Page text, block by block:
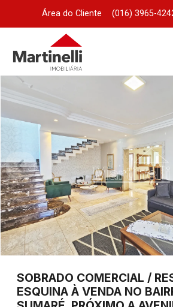
Área do Cliente (016) 3965-
SOBRADO COMERCIAL /
ESQUINA À VENDA NO